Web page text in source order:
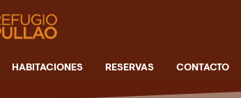
HABITACIONES RESERVAS CONTACTO